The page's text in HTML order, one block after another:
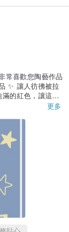
常喜歡您陶藝作品
✨️ 讓人彷彿被拉
的紅色，讓這份
更多